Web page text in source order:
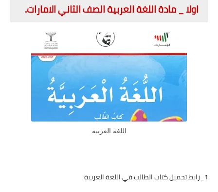
اولا _ مادة اللغة العربية الصف الثاني الامارات.
اللغة العربية
1_رابط تحميل كتاب الطالب في اللغة العربية